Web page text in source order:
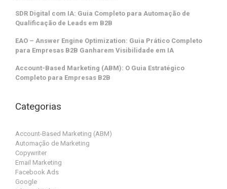
SDR Digital com IA: Guia Completo para Automação de
Qualificação de Leads em B2B
EAO – Answer Engine Optimization: Guia Prático Completo
para Empresas B2B Ganharem Visibilidade em IA
Account-Based Marketing (ABM): O Guia Estratégico
Completo para Empresas B2B
Categorias
Account-Based Marketing (ABM)
Automação de Marketing
Copywriter
Email Marketing
Facebook Ads
Google